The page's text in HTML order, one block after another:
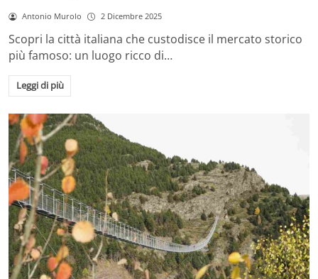
Antonio Murolo 2 Dicembre 2025
Scopri la città italiana che custodisce il mercato storico
più famoso: un luogo ricco di…
Leggi di più